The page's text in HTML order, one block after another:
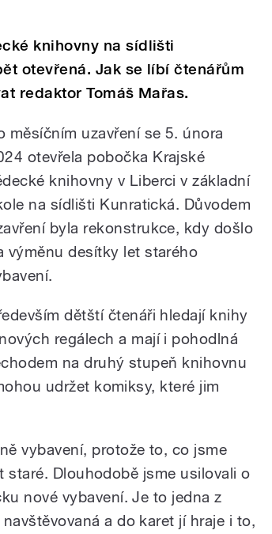
knihovny na sídlišti
otevřená. Jak se líbí čtenářům
redaktor Tomáš Mařas.
měsíčním uzavření se 5. února
otevřela pobočka Krajské
knihovny v Liberci v základní
na sídlišti Kunratická. Důvodem
byla rekonstrukce, kdy došlo
výměnu desítky let starého
dětští čtenáři hledají knihy
regálech a mají i pohodlná
na druhý stupeň knihovnu
udržet komiksy, které jim
vybavení, protože to, co jsme
Dlouhodobě jsme usilovali o
nové vybavení. Je to jedna z
a do karet jí hraje i to,